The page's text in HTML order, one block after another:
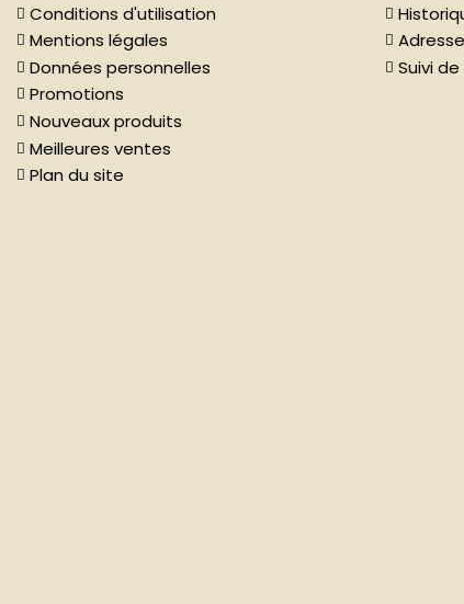
Conditions d'utilisation
Mentions légales
Données personnelles
Promotions
Nouveaux produits
Meilleures ventes
Plan du site
Suivi